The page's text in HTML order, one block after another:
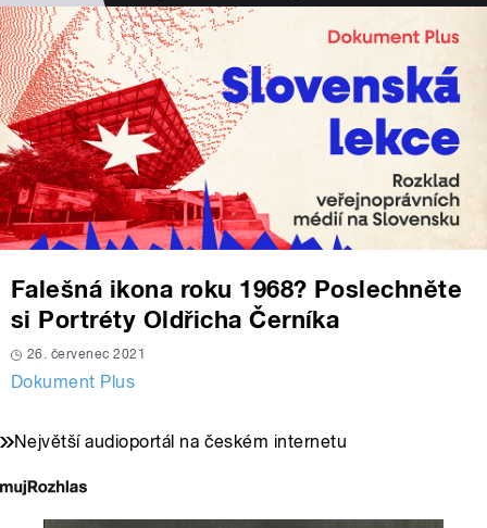
Falešná ikona roku 1968? Poslechněte
si Portréty Oldřicha Černíka
26. červenec 2021
Dokument Plus
Největší audioportál na českém internetu